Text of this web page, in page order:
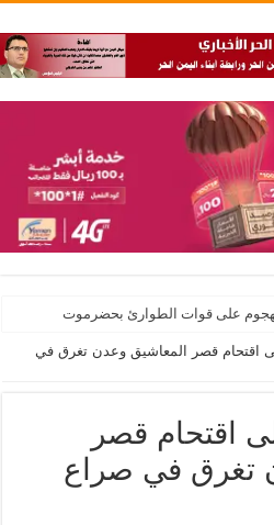
على قوات الطوارئ بحضرموت
اقتحام قصر المعاشيق وعدن تغرق في
اقتحام قصر
تغرق في صراع